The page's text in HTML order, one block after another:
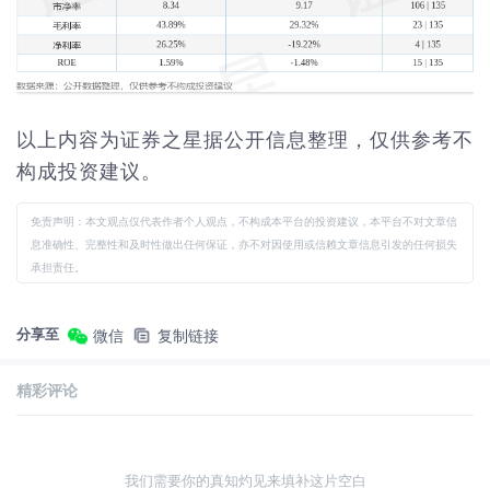
以上内容为证券之星据公开信息整理，仅供参考不
构成投资建议。
免责声明：本文观点仅代表作者个人观点，不构成本平台的投资建议，本平台不对文章信
息准确性、完整性和及时性做出任何保证，亦不对因使用或信赖文章信息引发的任何损失
承担责任。
分享至 微信 复制链接
精彩评论
我们需要你的真知灼见来填补这片空白